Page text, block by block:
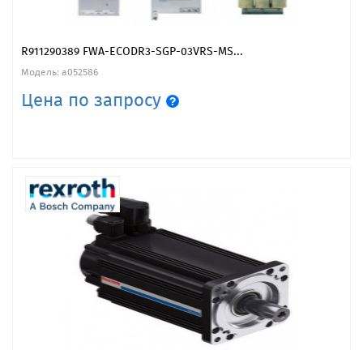
R911290389 FWA-ECODR3-SGP-03VRS-MS...
Модель: a052586
Цена по запросу